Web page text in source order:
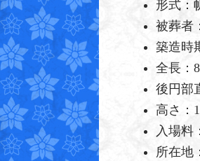
形式：
被葬者
築造時
全長：
後円部
高さ：
入場料
所在地